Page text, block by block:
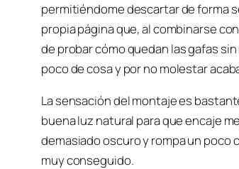
permitiéndome descartar de forma
propia página que, al combinarse
de probar cómo quedan las gafas
poco de cosa y por no molestar
La sensación del montaje es
buena luz natural para que encaje
demasiado oscuro y rompa un poco
muy conseguido.